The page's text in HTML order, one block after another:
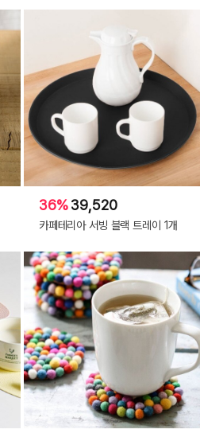
36%39,520
카페테리아 서빙 블랙 트레이 1개